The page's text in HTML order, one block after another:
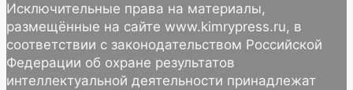
Исключительные права на материалы,
размещённые на сайте www.kimrypress.ru, в
соответствии с законодательством Российской
Федерации об охране результатов
интеллектуальной деятельности принадлежат